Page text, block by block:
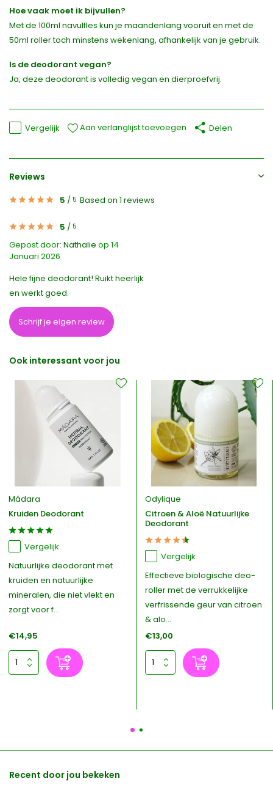
Hoe vaak moet ik bijvullen?
Met de 100ml navulfles kun je maandenlang vooruit en met de
50ml roller toch minstens wekenlang, afhankelijk van je gebruik.
Is de deodorant vegan?
Ja, deze deodorant is volledig vegan en dierproefvrij.
Vergelijk Aan verlanglijst toevoegen Delen
Reviews
5 / 5 Based on 1 reviews
5 / 5
Gepost door: Nathalie op 14
Januari 2026
Hele fijne deodorant! Ruikt heerlijk
en werkt goed.
Schrijf je eigen review
Ook interessant voor jou
Mádara
Kruiden Deodorant
Vergelijk
Natuurlijke deodorant met
kruiden en natuurlijke
mineralen, die niet vlekt en
zorgt voor f...
€14,95
Odylique
Citroen & Aloë Natuurlijke
Deodorant
Vergelijk
Effectieve biologische deo-
roller met de verrukkelijke
verfrissende geur van citroen
& alo...
€13,00
Recent door jou bekeken